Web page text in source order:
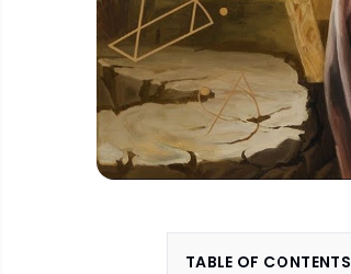
TABLE OF CONTENTS